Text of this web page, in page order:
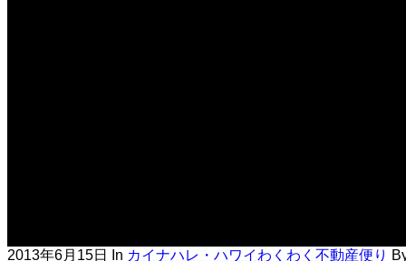
2013年6月15日 In カイナハレ・ハワイわくわく不動産便り